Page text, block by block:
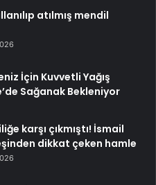
atılmış mendil
İçin Kuvvetli Yağış
Sağanak Bekleniyor
karşı çıkmıştı! İsmail
dikkat çeken hamle